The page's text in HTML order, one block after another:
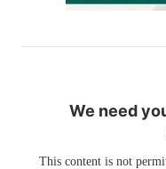
We need
This content is not